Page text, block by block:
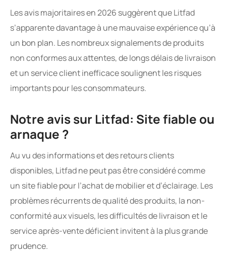
Les avis majoritaires en 2026 suggèrent que Litfad
s’apparente davantage à une mauvaise expérience qu’à
un bon plan. Les nombreux signalements de produits
non conformes aux attentes, de longs délais de livraison
et un service client inefficace soulignent les risques
importants pour les consommateurs.
Notre avis sur Litfad: Site fiable ou
arnaque ?
Au vu des informations et des retours clients
disponibles, Litfad ne peut pas être considéré comme
un site fiable pour l’achat de mobilier et d’éclairage. Les
problèmes récurrents de qualité des produits, la non-
conformité aux visuels, les difficultés de livraison et le
service après-vente déficient invitent à la plus grande
prudence.